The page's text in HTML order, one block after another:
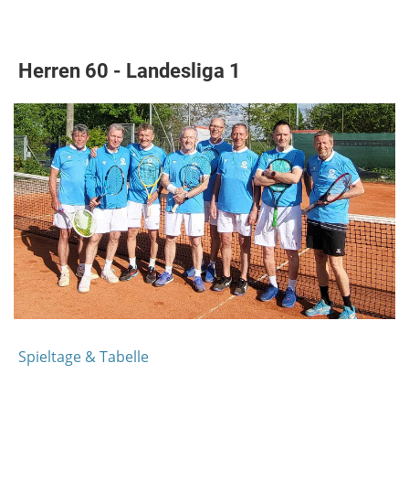
Herren 60 - Landesliga 1
Spieltage & Tabelle